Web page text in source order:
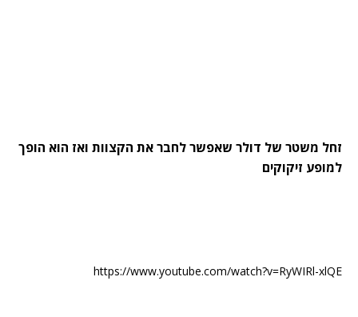
זחל משטר של דולר שאפשר לחבר את הקצוות ואז הוא הופך
למופע זיקוקים
https://www.youtube.com/watch?v=RyWIRl-xlQE